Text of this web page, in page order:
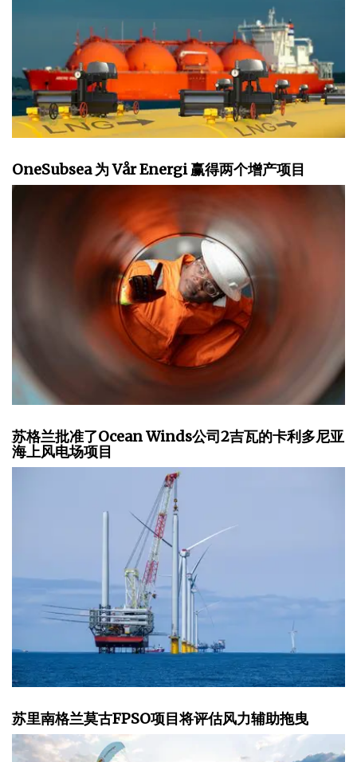
OneSubsea 为 Vår Energi 赢得两个增产项目
苏格兰批准了Ocean Winds公司2吉瓦的卡利多尼亚
海上风电场项目
苏里南格兰莫古FPSO项目将评估风力辅助拖曳